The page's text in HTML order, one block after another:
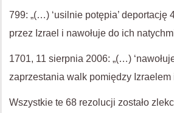
799: „(…) ‘usilnie potępia’ deportację
przez Izrael i nawołuje do ich
1701, 11 sierpnia 2006: „(…)
zaprzestania walk pomiędzy Izraelem
Wszystkie te 68 rezolucji zostało